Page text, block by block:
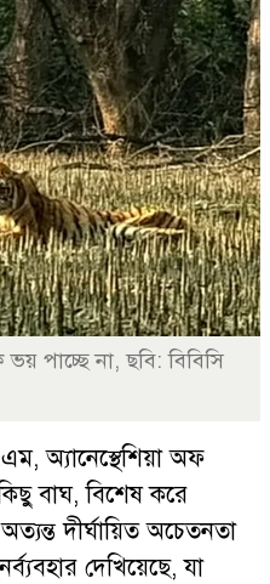
পাচ্ছে না, ছবি: বিবিসি
অ্যানেস্থেশিয়া অফ
বাঘ, বিশেষ করে
দীর্ঘায়িত অচেতনতা
দেখিয়েছে, যা